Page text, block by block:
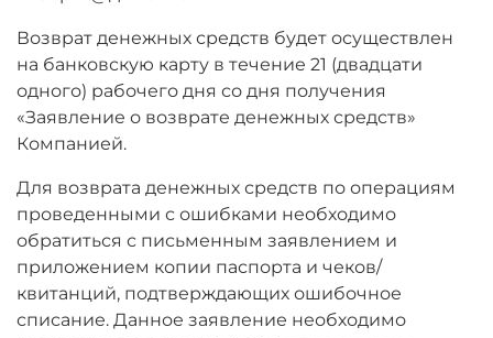
Возврат денежных средств будет осуществлен
на банковскую карту в течение 21 (двадцати
одного) рабочего дня со дня получения
«Заявление о возврате денежных средств»
Компанией.
Для возврата денежных средств по операциям
проведенными с ошибками необходимо
обратиться с письменным заявлением и
приложением копии паспорта и чеков/
квитанций, подтверждающих ошибочное
списание. Данное заявление необходимо